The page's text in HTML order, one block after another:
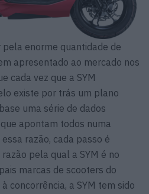
enorme quantidade de
apresentado ao mercado nos
cada vez que a SYM
existe por trás um plano
uma série de dados
apontam todos numa
razão, cada passo é
pela qual a SYM é no
marcas de scooters do
concorrência, a SYM tem sido